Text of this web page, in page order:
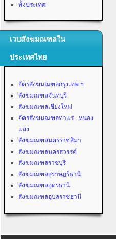
ทั้งประเทศ
เวบสังฆมณฑลใน
ประเทศไทย
อัครสังฆมณฑลกรุงเทพ ฯ
สังฆมณฑลจันทบุรี
สังฆมณฑลเชียงใหม่
อัครสังฆมณฑลท่าแร่ - หนอง
แสง
สังฆมณฑลนครราชสีมา
สังฆมณฑลนครสวรรค์
สังฆมณฑลราชบุรี
สังฆมณฑลสุราษฎร์ธานี
สังฆมณฑลอุดรธานี
สังฆมณฑลอุบลราชธานี